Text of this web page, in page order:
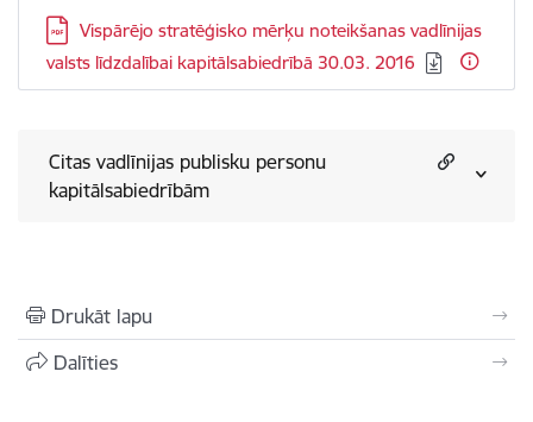
Lejupielādēt:
Vispārējo stratēģisko mērķu noteikšanas vadlīnijas
valsts līdzdalībai kapitālsabiedrībā 30.03. 2016
Citas vadlīnijas publisku personu
kapitālsabiedrībām
Drukāt lapu
Dalīties